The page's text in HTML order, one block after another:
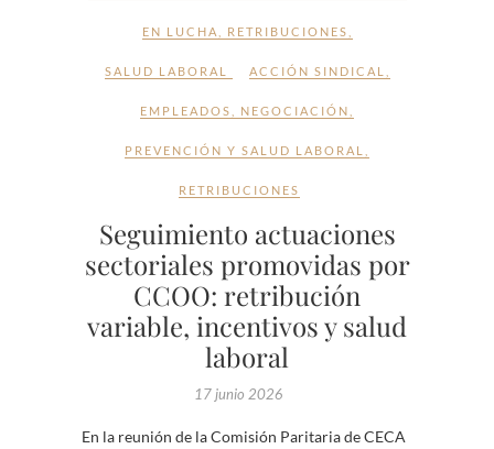
EN LUCHA RETRIBUCIONES
SALUD LABORAL ACCIÓN SINDICAL
EMPLEADOS NEGOCIACIÓN
PREVENCIÓN Y SALUD LABORAL
RETRIBUCIONES
Seguimiento actuaciones
sectoriales promovidas por
CCOO: retribución
variable, incentivos y salud
laboral
17 junio 2026
En la reunión de la Comisión Paritaria de CECA